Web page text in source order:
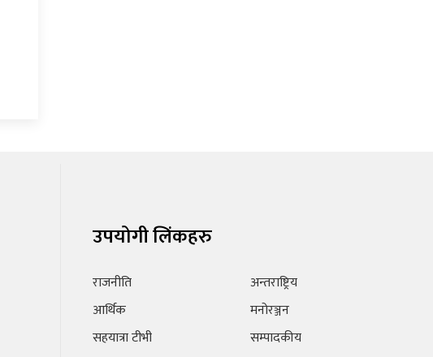
उपयोगी लिंकहरु
राजनीति
आर्थिक
सहयात्रा टीभी
अन्तराष्ट्रिय
मनोरञ्जन
सम्पादकीय